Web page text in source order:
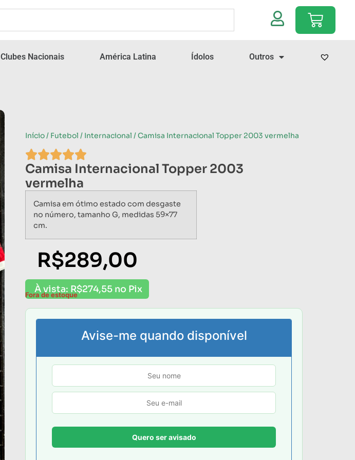
Clubes Nacionais América Latina Ídolos Outros
Início/ Futebol / Internacional / Camisa Internacional Topper 2003 vermelha
Camisa Internacional Topper 2003
vermelha
Camisa em ótimo estado com desgaste
no número, tamanho G, medidas 59×77
cm.
R$289,00
À vista: R$274,55 no Pix
Fora de estoque
Avise-me quando disponível